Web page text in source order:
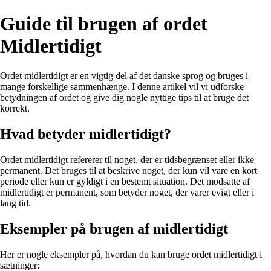
Guide til brugen af ordet
Midlertidigt
Ordet midlertidigt er en vigtig del af det danske sprog og bruges i
mange forskellige sammenhænge. I denne artikel vil vi udforske
betydningen af ordet og give dig nogle nyttige tips til at bruge det
korrekt.
Hvad betyder midlertidigt?
Ordet midlertidigt refererer til noget, der er tidsbegrænset eller ikke
permanent. Det bruges til at beskrive noget, der kun vil vare en kort
periode eller kun er gyldigt i en bestemt situation. Det modsatte af
midlertidigt er permanent, som betyder noget, der varer evigt eller i
lang tid.
Eksempler på brugen af midlertidigt
Her er nogle eksempler på, hvordan du kan bruge ordet midlertidigt i
sætninger: